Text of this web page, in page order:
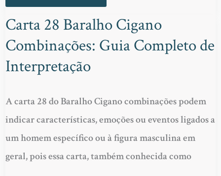
Carta 28 Baralho Cigano
Combinações: Guia Completo de
Interpretação
A carta 28 do Baralho Cigano combinações podem
indicar características, emoções ou eventos ligados a
um homem específico ou à figura masculina em
geral, pois essa carta, também conhecida como
CARTA
28
BARALHO
CIGANO
COMBINAÇÕES:
GUIA
COMPLETO
DE